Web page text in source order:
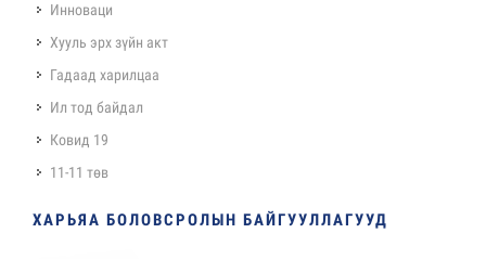
Инноваци
Хууль эрх зүйн акт
Гадаад харилцаа
Ил тод байдал
Ковид 19
11-11 төв
ХАРЬЯА БОЛОВСРОЛЫН БАЙГУУЛЛАГУУД